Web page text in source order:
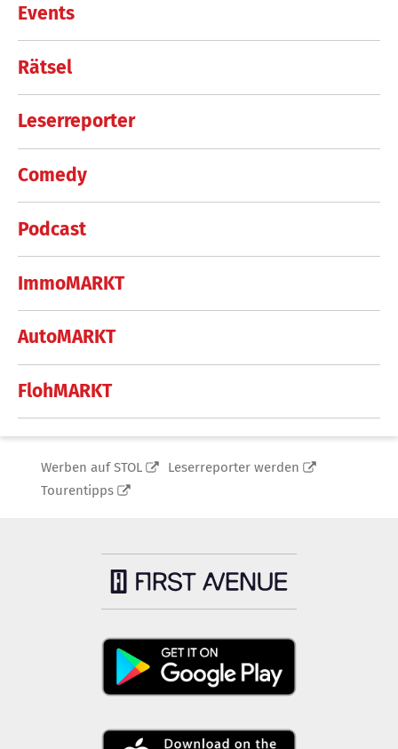
Events
Rätsel
Leserreporter
Comedy
Podcast
ImmoMARKT
AutoMARKT
FlohMARKT
Werben auf STOL
Leserreporter werden
Tourentipps